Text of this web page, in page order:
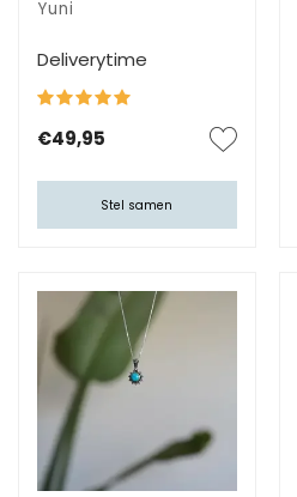
Yuni
Deliverytime
€49,95
Stel samen